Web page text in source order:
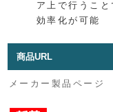
ア上で行うこ
効率化が可能
商品URL
メーカー製品ページ